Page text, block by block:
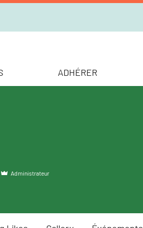
ADHÉRER
Administrateur